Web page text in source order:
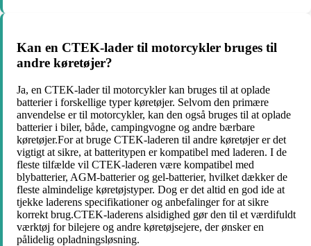
Kan en CTEK-lader til motorcykler bruges til
andre køretøjer?
Ja, en CTEK-lader til motorcykler kan bruges til at oplade
batterier i forskellige typer køretøjer. Selvom den primære
anvendelse er til motorcykler, kan den også bruges til at oplade
batterier i biler, både, campingvogne og andre bærbare
køretøjer.For at bruge CTEK-laderen til andre køretøjer er det
vigtigt at sikre, at batteritypen er kompatibel med laderen. I de
fleste tilfælde vil CTEK-laderen være kompatibel med
blybatterier, AGM-batterier og gel-batterier, hvilket dækker de
fleste almindelige køretøjstyper. Dog er det altid en god ide at
tjekke laderens specifikationer og anbefalinger for at sikre
korrekt brug.CTEK-laderens alsidighed gør den til et værdifuldt
værktøj for bilejere og andre køretøjsejere, der ønsker en
pålidelig opladningsløsning.